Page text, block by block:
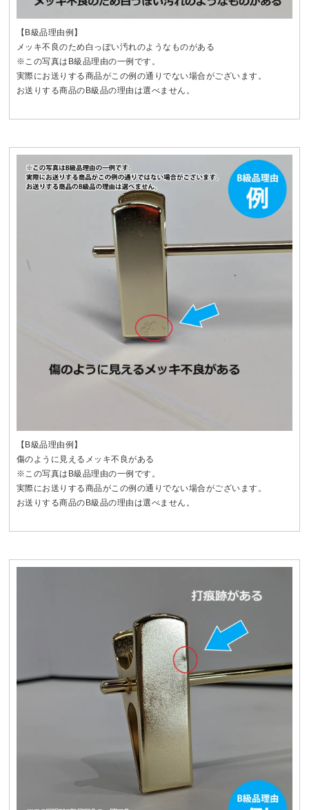
【B級品理由例】
メッキ不良のため白っぽい汚れのようなものがある
※この写真はB級品理由の一例です。
実際にお送りする商品がこの例の通りでない場合がございます。
お送りする商品のB級品の理由は選べません。
【B級品理由例】
傷のように見えるメッキ不良がある
※この写真はB級品理由の一例です。
実際にお送りする商品がこの例の通りでない場合がございます。
お送りする商品のB級品の理由は選べません。